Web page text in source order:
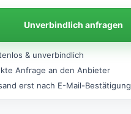
Unverbindlich anfragen
& unverbindlich
Anfrage an den Anbieter
erst nach E-Mail-Bestätigung